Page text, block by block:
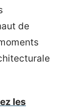
de
les